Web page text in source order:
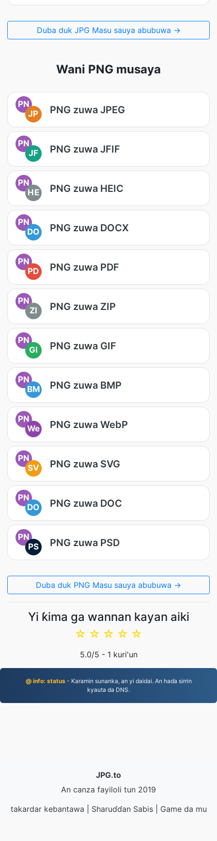
Duba duk JPG Masu sauya abubuwa →
Wani PNG musaya
PN
JP
PNG zuwa JPEG
PN
JF
PNG zuwa JFIF
PN
HE
PNG zuwa HEIC
PN
DO
PNG zuwa DOCX
PN
PD
PNG zuwa PDF
PN
ZI
PNG zuwa ZIP
PN
GI
PNG zuwa GIF
PN
BM
PNG zuwa BMP
PN
We
PNG zuwa WebP
PN
SV
PNG zuwa SVG
PN
DO
PNG zuwa DOC
PN
PS
PNG zuwa PSD
Duba duk PNG Masu sauya abubuwa →
Yi ƙima ga wannan kayan aiki
☆
☆
☆
☆
☆
5.0/5 - 1 kuri'un
@ info: status- Ƙaramin sunanka, an yi daidai. An haɗa sirrin
kyauta da DNS.
JPG.to
An canza fayiloli tun 2019
takardar kebantawa
Sharuɗɗan Sabis| Game da mu